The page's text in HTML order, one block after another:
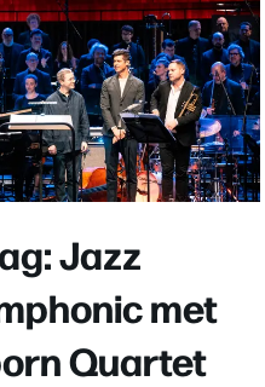
Jazz
met
Quartet